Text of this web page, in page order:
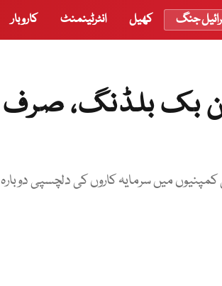
جنگ کھیل انٹرٹینمنٹ کاروبار
میں سرمایہ کاروں کی دلچسپی دوبارہ